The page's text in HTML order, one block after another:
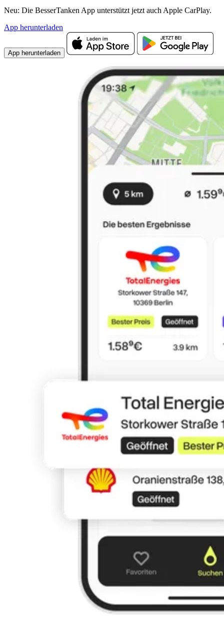
Neu: Die BesserTanken App unterstützt jetzt auch Apple CarPlay.
App herunterladen
App herunterladen